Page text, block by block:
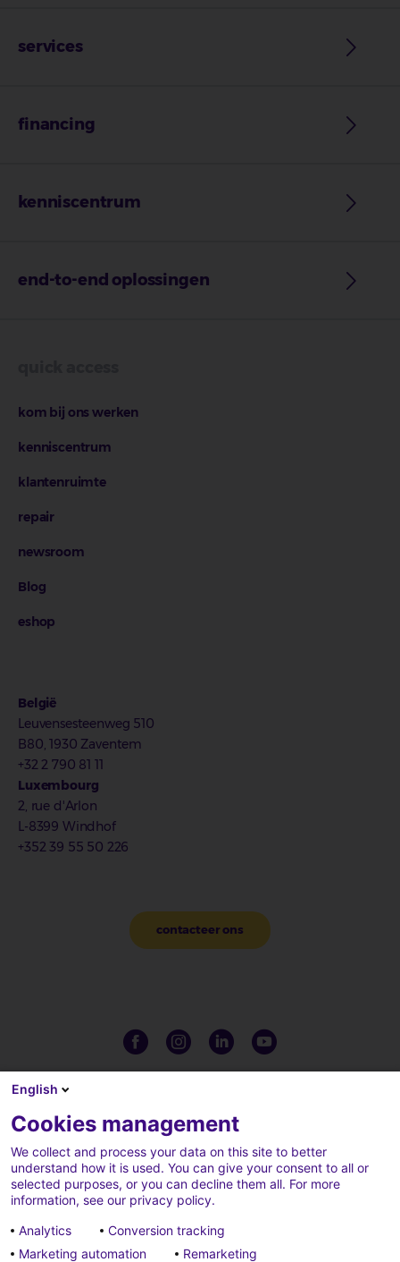
services
financing
kenniscentrum
end-to-end oplossingen
kom bij ons werken
kenniscentrum
klantenruimte
repair
newsroom
Blog
eshop
België
Leuvensesteenweg 510
B80, 1930 Zaventem
+32 2 790 81 11
Luxembourg
2, rue d'Arlon
L-8399 Windhof
+352 39 55 50 226
contacteer ons
English
Cookies management
We collect and process your data on this site to better
understand how it is used. You can give your consent to all or
selected purposes, or you can decline them all. For more
information, see our privacy policy.
Analytics
Conversion tracking
Marketing automation
Remarketing